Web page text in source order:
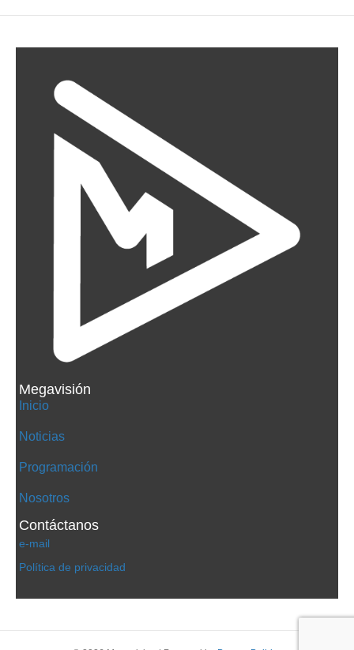
Megavisión
Inicio
Noticias
Programación
Nosotros
Contáctanos
e-mail
Política de privacidad